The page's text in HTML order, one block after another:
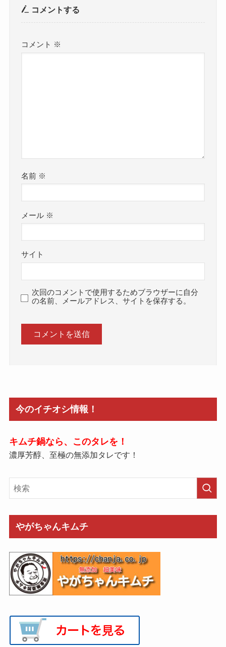
コメントする
コメント ※
名前 ※
メール ※
サイト
次回のコメントで使用するためブラウザーに自分
の名前、メールアドレス、サイトを保存する。
今のイチオシ情報！
キムチ鍋なら、このタレを！
濃厚芳醇、至極の無添加タレです！
やがちゃんキムチ